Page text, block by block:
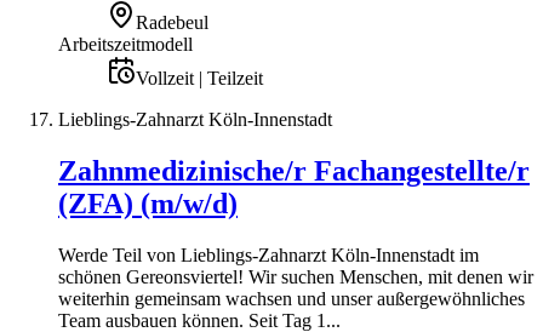
Radebeul
Arbeitszeitmodell
Vollzeit | Teilzeit
Lieblings-Zahnarzt Köln-Innenstadt
Zahnmedizinische/r Fachangestellte/r
(ZFA) (m/w/d)
Werde Teil von Lieblings-Zahnarzt Köln-Innenstadt im
schönen Gereonsviertel! Wir suchen Menschen, mit denen wir
weiterhin gemeinsam wachsen und unser außergewöhnliches
Team ausbauen können. Seit Tag 1...